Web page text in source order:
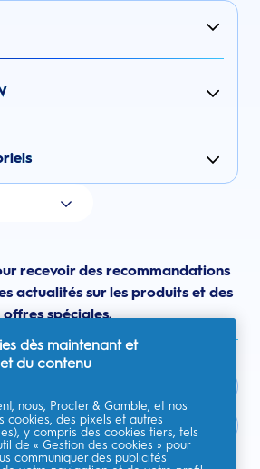
recevoir des recommandations
actualités sur les produits et des
offres spéciales.
dès maintenant et
du contenu
nous, Procter & Gamble, et nos
cookies, des pixels et autres
y compris des cookies tiers, tels
de « Gestion des cookies » pour
communiquer des publicités